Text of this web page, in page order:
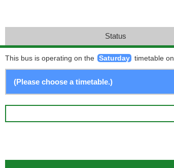
Status
This bus is operating on the Saturday timetable on